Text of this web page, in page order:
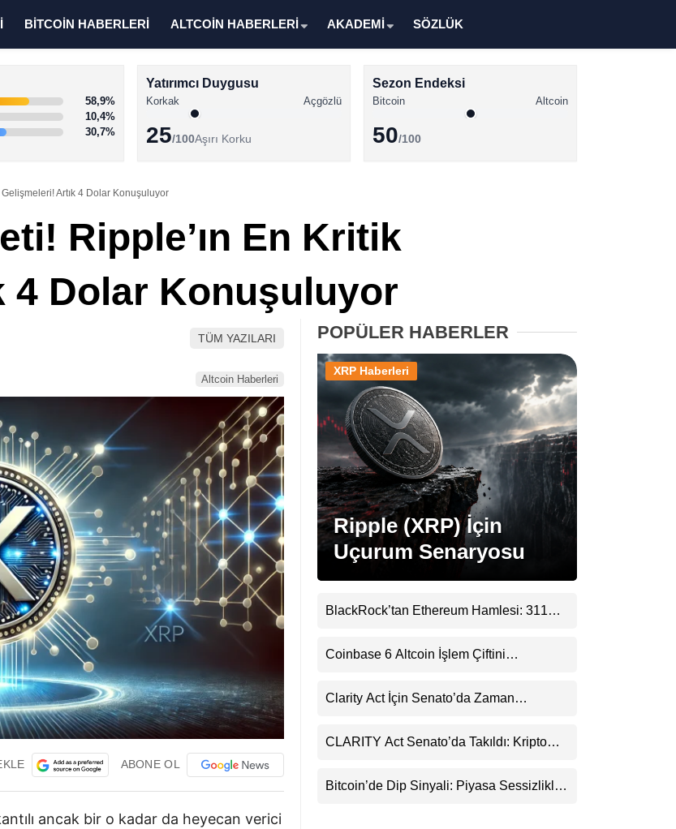
XRP Haberleri
Memecoin Haberleri
Stablecoin Haberleri
Facebook
LinkedIn
Telegram
BİTCOİN HABERLERİ ALTCOİN HABERLERİ AKADEMİ SÖZLÜK
58,9%
10,4%
30,7%
Yatırımcı Duygusu
Korkak Açgözlü
25/100Aşırı Korku
Sezon Endeksi
Bitcoin Altcoin
50/100
Artık 4 Dolar Konuşuluyor
Ripple’ın En Kritik
4 Dolar Konuşuluyor
TÜM YAZILARI
Altcoin Haberleri
ABONE OL
ancak bir o kadar da heyecan verici
POPÜLER HABERLER
Ripple (XRP) İçin
Uçurum Senaryosu
XRP Haberleri
BlackRock’tan Ethereum Hamlesi: 311
Coinbase 6 Altcoin İşlem Çiftini
Clarity Act İçin Senato’da Zaman
CLARITY Act Senato’da Takıldı: Kripto
Bitcoin’de Dip Sinyali: Piyasa Sessizlikle